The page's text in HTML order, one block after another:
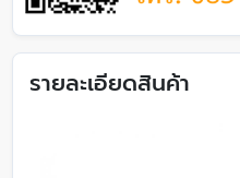
รายละเอียดสินค้า